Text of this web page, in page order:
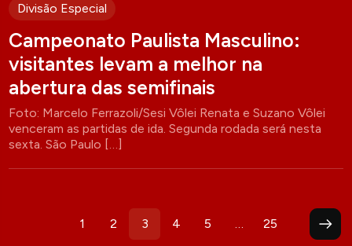
Divisão Especial
Campeonato Paulista Masculino:
visitantes levam a melhor na
abertura das semifinais
Foto: Marcelo Ferrazoli/Sesi Vôlei Renata e Suzano Vôlei
venceram as partidas de ida. Segunda rodada será nesta
sexta. São Paulo […]
Paginação
1 2 3 4 5 … 25